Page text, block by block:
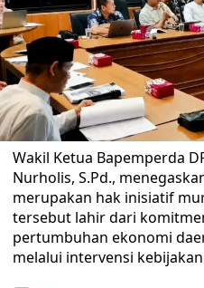
Wakil Ketua Bapemperda
Nurholis, S.Pd.,
merupakan hak inisiatif
tersebut lahir dari
pertumbuhan ekonomi
melalui intervensi